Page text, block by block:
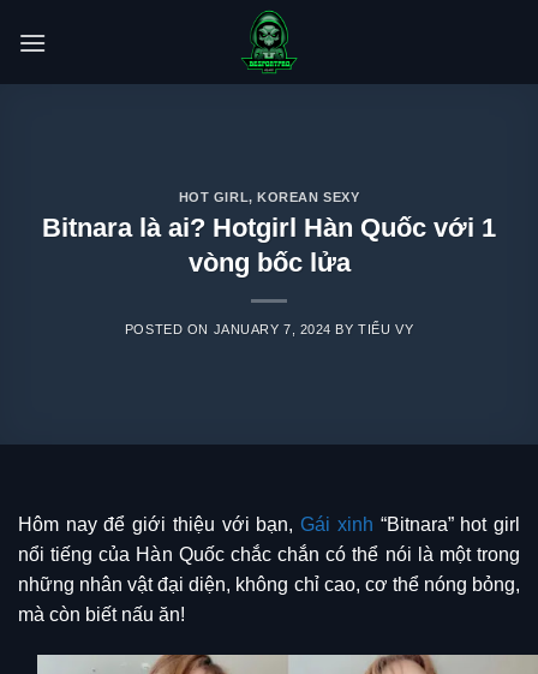
HOT GIRL,KOREAN SEXY
Bitnara là ai? Hotgirl Hàn Quốc với 1
vòng bốc lửa
POSTED ON JANUARY 7, 2024 BYTIỂU VY
Hôm nay để giới thiệu với bạn,Gái xinh “Bitnara” hot girl
nổi tiếng của Hàn Quốc chắc chắn có thể nói là một trong
những nhân vật đại diện, không chỉ cao, cơ thể nóng bỏng,
mà còn biết nấu ăn!